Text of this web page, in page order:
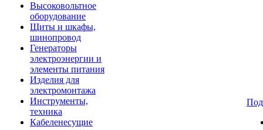
Высоковольтное
оборудование
Щиты и шкафы,
шинопровод
Генераторы
электроэнергии и
элементы питания
Изделия для
электромонтажа
Инструменты,
техника
Кабеленесущие